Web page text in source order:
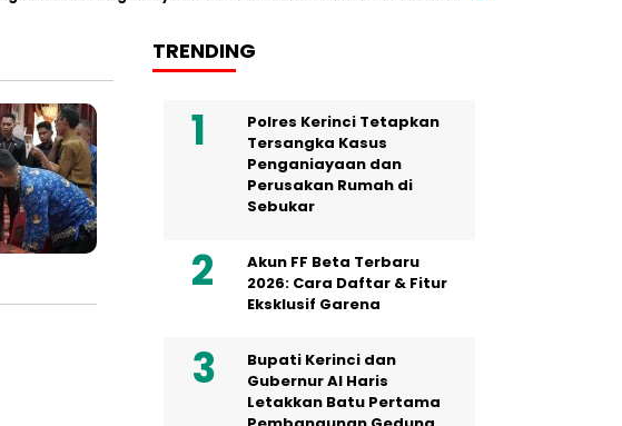
TRENDING
Polres Kerinci Tetapkan
Tersangka Kasus
Penganiayaan dan
Perusakan Rumah di
Sebukar
Akun FF Beta Terbaru
2026: Cara Daftar & Fitur
Eksklusif Garena
Bupati Kerinci dan
Gubernur Al Haris
Letakkan Batu Pertama